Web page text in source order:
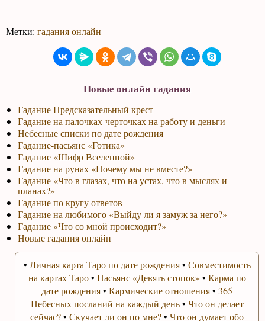
Метки:гадания онлайн
Новые онлайн гадания
Гадание Предсказательный крест
Гадание на палочках-черточках на работу и деньги
Небесные списки по дате рождения
Гадание-пасьянс «Готика»
Гадание «Шифр Вселенной»
Гадание на рунах «Почему мы не вместе?»
Гадание «Что в глазах, что на устах, что в мыслях и
планах?»
Гадание по кругу ответов
Гадание на любимого «Выйду ли я замуж за него?»
Гадание «Что со мной происходит?»
Новые гадания онлайн
• Личная карта Таро по дате рождения• Совместимость
на картах Таро• Пасьянс «Девять стопок» • Карма по
дате рождения•Кармические отношения•365
Небесных посланий на каждый день• Что он делает
сейчас?•Скучает ли он по мне?•Что он думает обо